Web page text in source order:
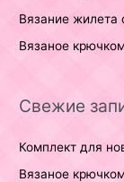
Вязание
Вязаное
Свежие
Комплект для
Вязаное